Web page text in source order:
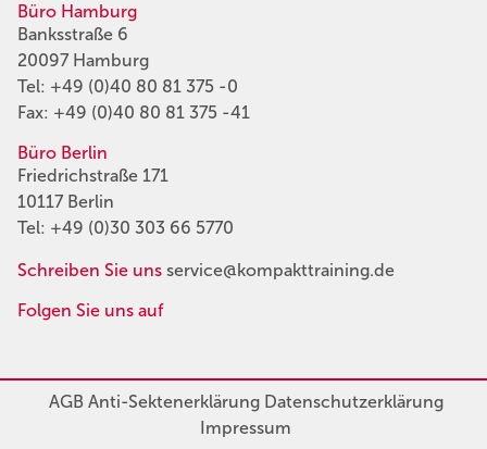
Büro Hamburg
Banksstraße 6
20097 Hamburg
Tel: +49 (0)40 80 81 375 -0
Fax: +49 (0)40 80 81 375 -41
Büro Berlin
Friedrichstraße 171
10117 Berlin
Tel: +49 (0)30 303 66 5770
Schreiben Sie uns service@kompakttraining.de
Folgen Sie uns auf
AGBAnti-SektenerklärungDatenschutzerklärung
Impressum